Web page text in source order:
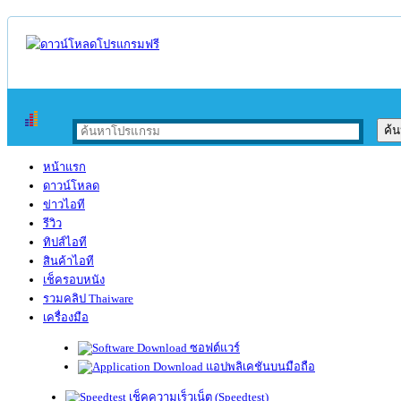
หน้าแรก
ดาวน์โหลด
ข่าวไอที
รีวิว
ทิปส์ไอที
สินค้าไอที
เช็ครอบหนัง
รวมคลิป Thaiware
เครื่องมือ
ซอฟต์แวร์
แอปพลิเคชันบนมือถือ
เช็คความเร็วเน็ต (Speedtest)